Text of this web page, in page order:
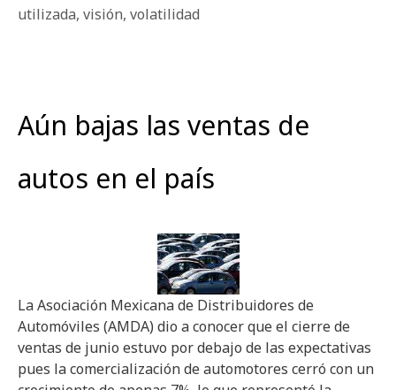
utilizada, visión, volatilidad
Aún bajas las ventas de
autos en el país
La Asociación Mexicana de Distribuidores de
Automóviles (AMDA) dio a conocer que el cierre de
ventas de junio estuvo por debajo de las expectativas
pues la comercialización de automotores cerró con un